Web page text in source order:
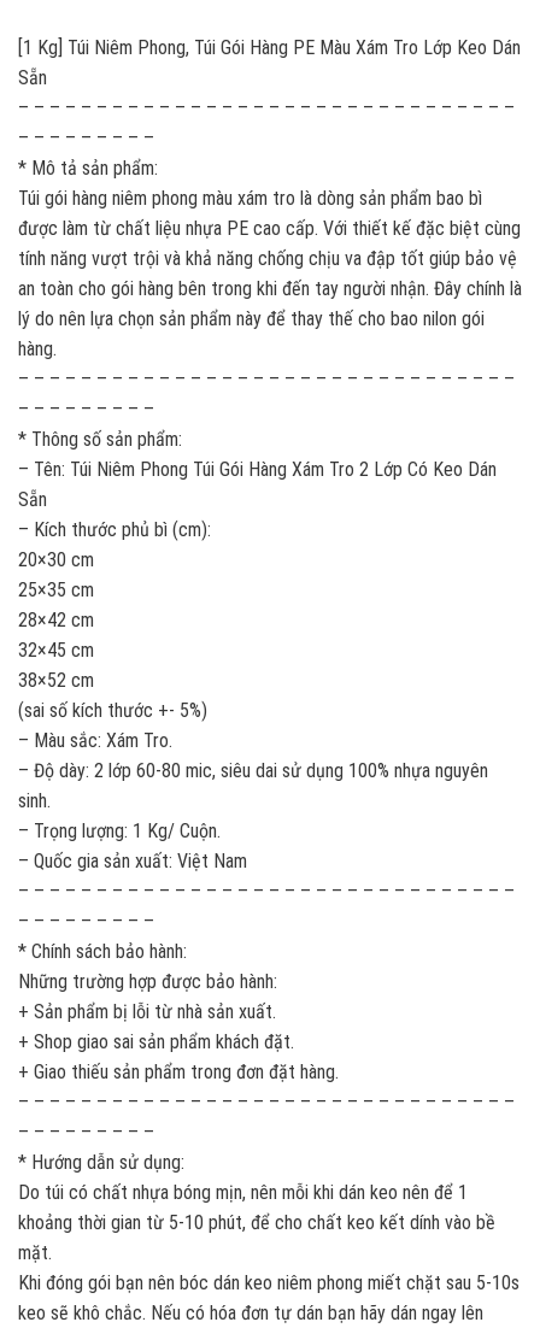
[1 Kg] Túi Niêm Phong, Túi Gói Hàng PE Màu Xám Tro Lớp Keo Dán
Sẵn
– – – – – – – – – – – – – – – – – – – – – – – – – – – – – – – –
– – – – – – – – –
* Mô tả sản phẩm:
Túi gói hàng niêm phong màu xám tro là dòng sản phẩm bao bì
được làm từ chất liệu nhựa PE cao cấp. Với thiết kế đặc biệt cùng
tính năng vượt trội và khả năng chống chịu va đập tốt giúp bảo vệ
an toàn cho gói hàng bên trong khi đến tay người nhận. Đây chính là
lý do nên lựa chọn sản phẩm này để thay thế cho bao nilon gói
hàng.
– – – – – – – – – – – – – – – – – – – – – – – – – – – – – – – –
– – – – – – – – –
* Thông số sản phẩm:
– Tên: Túi Niêm Phong Túi Gói Hàng Xám Tro 2 Lớp Có Keo Dán
Sẵn
– Kích thước phủ bì (cm):
20×30 cm
25×35 cm
28×42 cm
32×45 cm
38×52 cm
(sai số kích thước +- 5%)
– Màu sắc: Xám Tro.
– Độ dày: 2 lớp 60-80 mic, siêu dai sử dụng 100% nhựa nguyên
sinh.
– Trọng lượng: 1 Kg/ Cuộn.
– Quốc gia sản xuất: Việt Nam
– – – – – – – – – – – – – – – – – – – – – – – – – – – – – – – –
– – – – – – – – –
* Chính sách bảo hành:
Những trường hợp được bảo hành:
+ Sản phẩm bị lỗi từ nhà sản xuất.
+ Shop giao sai sản phẩm khách đặt.
+ Giao thiếu sản phẩm trong đơn đặt hàng.
– – – – – – – – – – – – – – – – – – – – – – – – – – – – – – – –
– – – – – – – – –
* Hướng dẫn sử dụng:
Do túi có chất nhựa bóng mịn, nên mỗi khi dán keo nên để 1
khoảng thời gian từ 5-10 phút, để cho chất keo kết dính vào bề
mặt.
Khi đóng gói bạn nên bóc dán keo niêm phong miết chặt sau 5-10s
keo sẽ khô chắc. Nếu có hóa đơn tự dán bạn hãy dán ngay lên